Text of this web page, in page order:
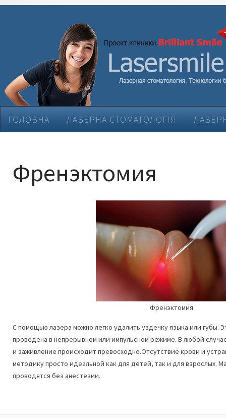
ГОЛОВНА ЛАЗЕРНА СТОМАТОЛОГІЯ
ЕСТЕТИЧНА СТОМАТОЛОГІЯ
ЛІКУВАННЯ
Френэктомия
Френэктомия
С помощью лазера можно легко удалить уздечку языка или губы.
проведена в непрерывном или импульсном режиме. В любой
и заживление происходит превосходно.Отсутствие крови и
методику просто идеальной как для детей, так и для взрослых.
проводятся без анестезии.